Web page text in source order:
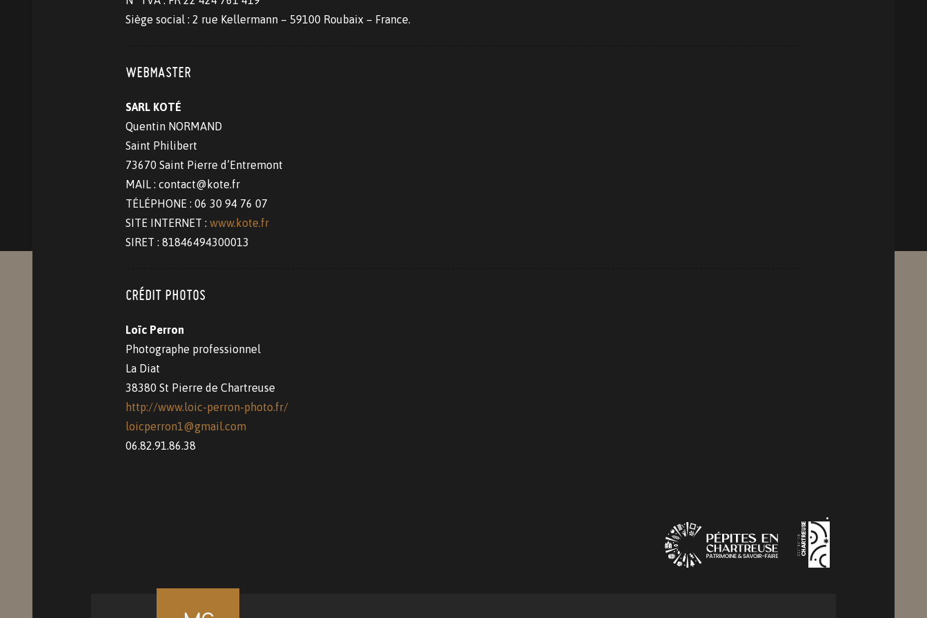
Siège social : 2 rue Kellermann – 59100 Roubaix – France.
WEBMASTER
SARL KOTÉ
Quentin NORMAND
Saint Philibert
73670 Saint Pierre d’Entremont
MAIL : contact@kote.fr
TÉLÉPHONE : 06 30 94 76 07
SITE INTERNET : www.kote.fr
SIRET : 81846494300013
CRÉDIT PHOTOS
Loïc Perron
Photographe professionnel
La Diat
38380 St Pierre de Chartreuse
http://www.loic-perron-photo.fr/
loicperron1@gmail.com
06.82.91.86.38